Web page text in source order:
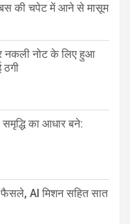
बस की चपेट में आने से मासूम
नकली नोट के लिए हुआ
ठगी
समृद्धि का आधार बने:
AI मिशन सहित सात